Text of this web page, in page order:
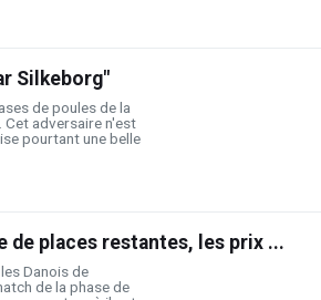
Silkeborg"
de poules de la
Cet adversaire n'est
pourtant une belle
de places restantes, les prix ...
Danois de
de la phase de